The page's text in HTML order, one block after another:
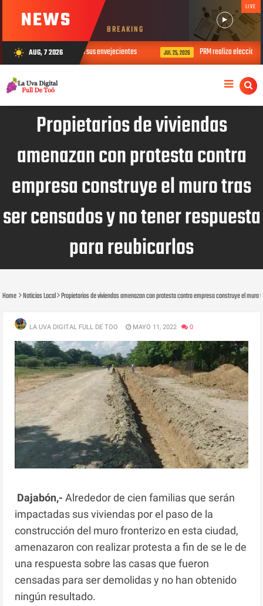
NEWS BREAKING
LIVE
wb_sunny AUG, 7 2026
el Día del Padre con sus envejecientes JUL 25, 2026 PRM realiza elección de
Propietarios de viviendas
amenazan con protesta contra
empresa construye el muro tras
ser censados y no tener respuesta
para reubicarlos
Home Noticias Local Propietarios de viviendas amenazan con protesta contra empresa construye el
LA UVA DIGITAL FULL DE TOO MAYO 11, 2022 0
Dajabón,- Alrededor de cien familias que serán
impactadas sus viviendas por el paso de la
construcción del muro fronterizo en esta ciudad,
amenazaron con realizar protesta a fin de se le de
una respuesta sobre las casas que fueron
censadas para ser demolidas y no han obtenido
ningún resultado.